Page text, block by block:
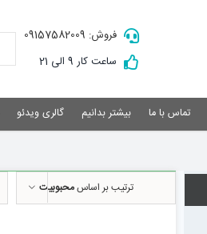
فروش: 09157582009
ساعت کار 9 الی 21
تماس با ما بیشتر بدانیم گالری ویدئو
ترتیب بر اساسمحبوبیت